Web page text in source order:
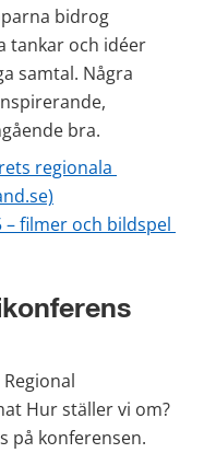
bidrog
tankar och idéer
samtal. Några
bra.
regionala
– filmer och bildspel
Hur ställer vi om?
på konferensen.